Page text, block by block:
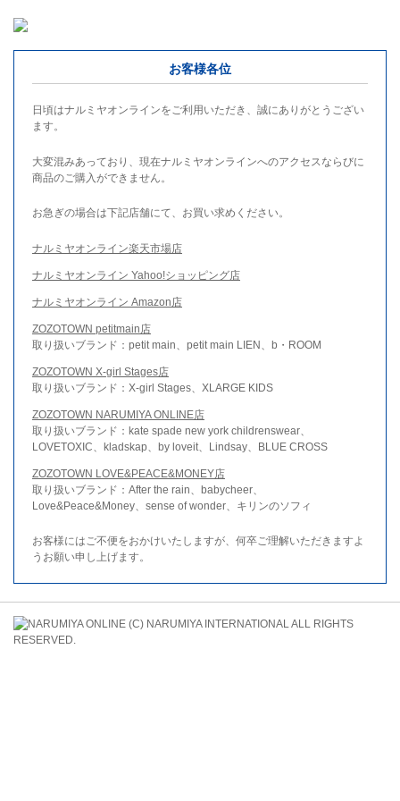
お客様各位
日頃はナルミヤオンラインをご利用いただき、誠にありがとうござい
ます。
大変混みあっており、現在ナルミヤオンラインへのアクセスならびに
商品のご購入ができません。
お急ぎの場合は下記店舗にて、お買い求めください。
ナルミヤオンライン楽天市場店
ナルミヤオンライン Yahoo!ショッピング店
ナルミヤオンライン Amazon店
ZOZOTOWN petitmain店
取り扱いブランド：petit main、petit main LIEN、b・ROOM
ZOZOTOWN X-girl Stages店
取り扱いブランド：X-girl Stages、XLARGE KIDS
ZOZOTOWN NARUMIYA ONLINE店
取り扱いブランド：kate spade new york childrenswear、
LOVETOXIC、kladskap、by loveit、Lindsay、BLUE CROSS
ZOZOTOWN LOVE&PEACE&MONEY店
取り扱いブランド：After the rain、babycheer、
Love&Peace&Money、sense of wonder、キリンのソフィ
お客様にはご不便をおかけいたしますが、何卒ご理解いただきますよ
うお願い申し上げます。